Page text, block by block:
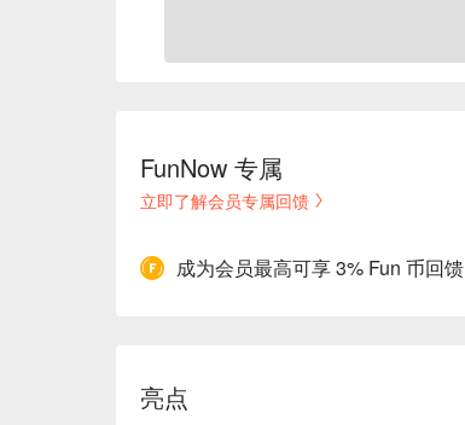
FunNow 专属
立即了解会员专属回馈
成为会员最高可享 3% Fun 币回馈
亮点